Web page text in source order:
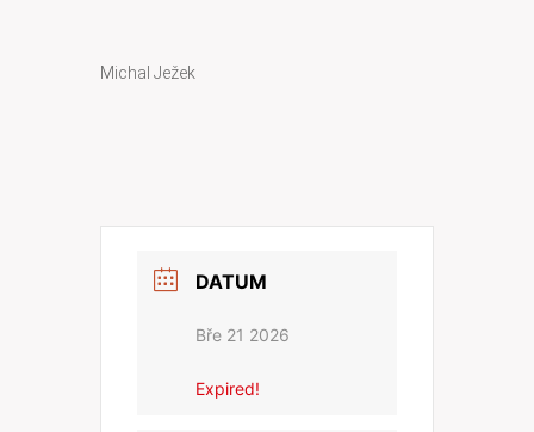
Michal Ježek
DATUM
Bře 21 2026
Expired!